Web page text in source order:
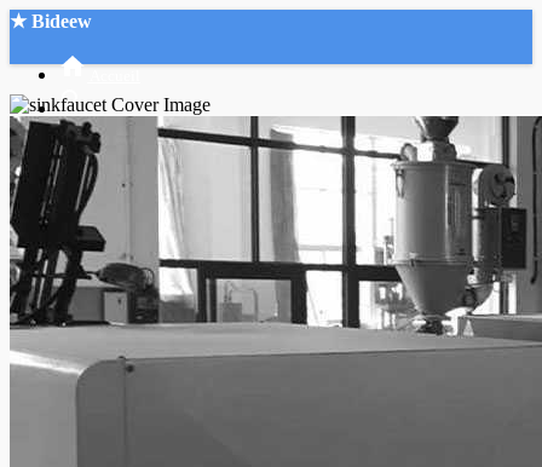
★ Bideew
Recherche Avancée
Mon compte
Connexion
Créer un compte
Mode nuit